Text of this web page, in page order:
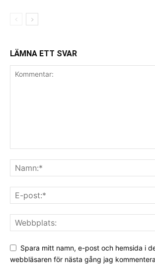
LÄMNA ETT SVAR
Spara mitt namn, e-post och hemsida i
webbläsaren för nästa gång jag